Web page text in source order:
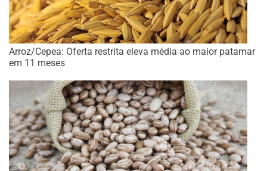
Arroz/Cepea: Oferta restrita eleva média ao maior patamar
em 11 meses